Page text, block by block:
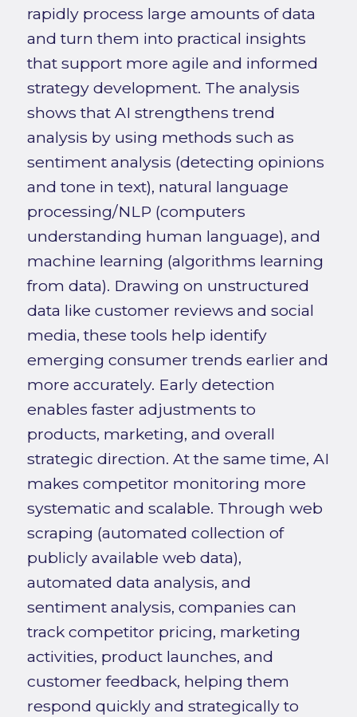
rapidly process large amounts of data
and turn them into practical insights
that support more agile and informed
strategy development. The analysis
shows that AI strengthens trend
analysis by using methods such as
sentiment analysis (detecting opinions
and tone in text), natural language
processing/NLP (computers
understanding human language), and
machine learning (algorithms learning
from data). Drawing on unstructured
data like customer reviews and social
media, these tools help identify
emerging consumer trends earlier and
more accurately. Early detection
enables faster adjustments to
products, marketing, and overall
strategic direction. At the same time, AI
makes competitor monitoring more
systematic and scalable. Through web
scraping (automated collection of
publicly available web data),
automated data analysis, and
sentiment analysis, companies can
track competitor pricing, marketing
activities, product launches, and
customer feedback, helping them
respond quickly and strategically to